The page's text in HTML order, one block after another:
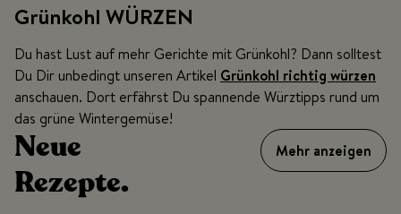
Grünkohl WÜRZEN
Du hast Lust auf mehr Gerichte mit Grünkohl? Dann solltest
Du Dir unbedingt unseren Artikel Grünkohl richtig würzen
anschauen. Dort erfährst Du spannende Würztipps rund um
das grüne Wintergemüse!
Neue
Rezepte.
Mehr anzeigen